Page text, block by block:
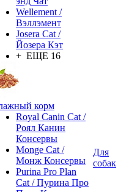
Wellement /
Вэллэмент
Josera Cat /
Йозера Кэт
+ ЕЩЕ 16
корм
Royal Canin Cat /
Роял Канин
Консервы
Monge Cat /
Монж Консервы
Purina Pro Plan
Cat / Пурина Про
Для
собак